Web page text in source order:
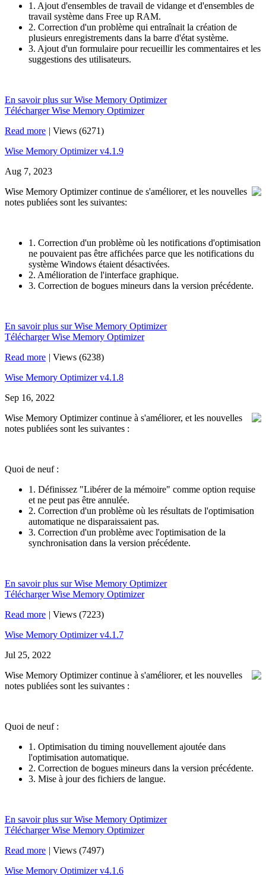
1. Ajout d'ensembles de travail de vidange et d'ensembles de
travail système dans Free up RAM.
2. Correction d'un problème qui entraînait la création de
plusieurs enregistrements dans la barre d'état système.
3. Ajout d'un formulaire pour recueillir les commentaires et les
suggestions des utilisateurs.
En savoir plus sur Wise Memory Optimizer
Télécharger Wise Memory Optimizer
Read more | Views (6271)
Wise Memory Optimizer v4.1.9
Aug 7, 2023
Wise Memory Optimizer continue de s'améliorer, et les nouvelles
notes publiées sont les suivantes:
1. Correction d'un problème où les notifications d'optimisation
ne pouvaient pas être affichées parce que les notifications du
système Windows étaient désactivées.
2. Amélioration de l'interface graphique.
3. Correction de bogues mineurs dans la version précédente.
En savoir plus sur Wise Memory Optimizer
Télécharger Wise Memory Optimizer
Read more | Views (6238)
Wise Memory Optimizer v4.1.8
Sep 16, 2022
Wise Memory Optimizer continue à s'améliorer, et les nouvelles
notes publiées sont les suivantes :
Quoi de neuf :
1. Définissez "Libérer de la mémoire" comme option requise
et ne peut pas être annulée.
2. Correction d'un problème où les résultats de l'optimisation
automatique ne disparaissaient pas.
3. Correction d'un problème avec l'optimisation de la
synchronisation dans la version précédente.
En savoir plus sur Wise Memory Optimizer
Télécharger Wise Memory Optimizer
Read more | Views (7223)
Wise Memory Optimizer v4.1.7
Jul 25, 2022
Wise Memory Optimizer continue à s'améliorer, et les nouvelles
notes publiées sont les suivantes :
Quoi de neuf :
1. Optimisation du timing nouvellement ajoutée dans
l'optimisation automatique.
2. Correction de bogues mineurs dans la version précédente.
3. Mise à jour des fichiers de langue.
En savoir plus sur Wise Memory Optimizer
Télécharger Wise Memory Optimizer
Read more | Views (7497)
Wise Memory Optimizer v4.1.6